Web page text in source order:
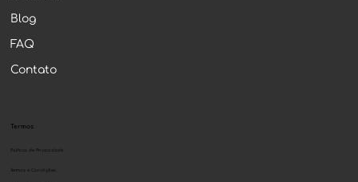
Blog
FAQ
Contato
Termos
Política de Privacidade
Termos e Condições